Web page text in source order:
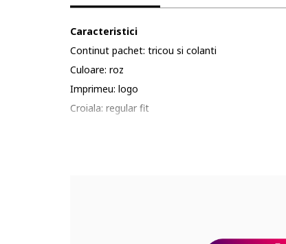
Caracteristici
Continut pachet: tricou si colanti
Culoare: roz
Imprimeu: logo
Croiala: regular fit